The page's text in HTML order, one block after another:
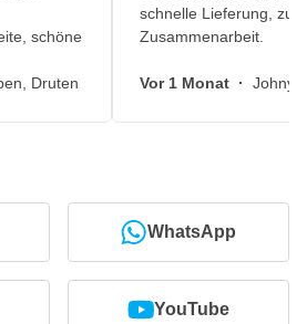
schöne
Druten
schnelle Lieferung,
Zusammenarbeit.
Vor 1 Monat · Johny,
WhatsApp
YouTube